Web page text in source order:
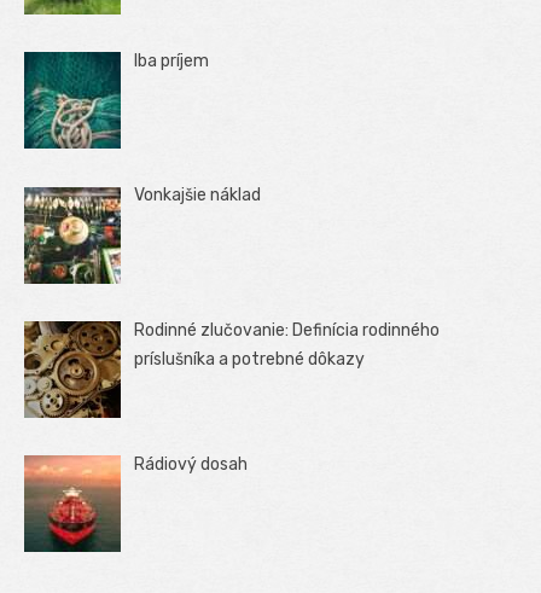
Iba príjem
Vonkajšie náklad
Rodinné zlučovanie: Definícia rodinného
príslušníka a potrebné dôkazy
Rádiový dosah